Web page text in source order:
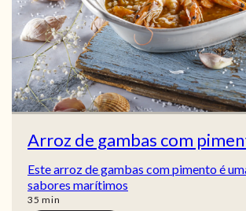
Arroz de gambas com
Este arroz de gambas com pimento é
sabores marítimos
35 min
min